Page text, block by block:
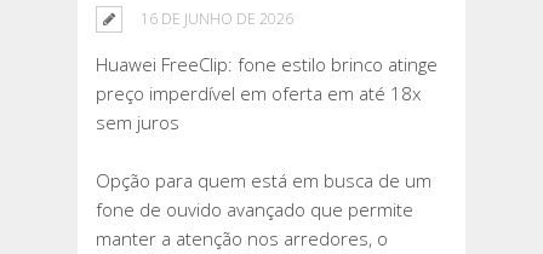
16 DE JUNHO DE 2026
Huawei FreeClip: fone estilo brinco atinge
preço imperdível em oferta em até 18x
sem juros
Opção para quem está em busca de um
fone de ouvido avançado que permite
manter a atenção nos arredores, o